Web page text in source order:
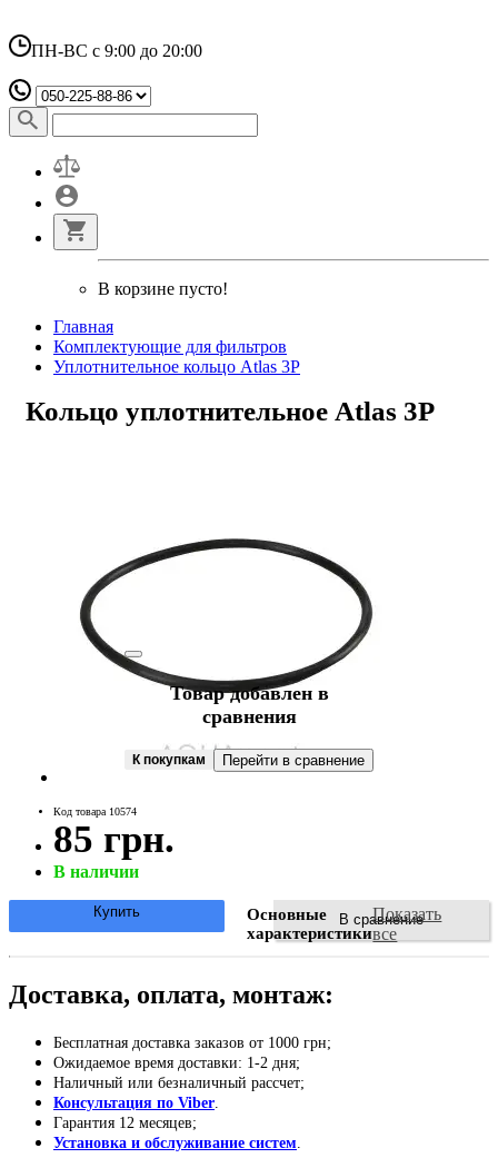
ПН-ВС с 9:00 до 20:00
В корзине пусто!
Главная
Комплектующие для фильтров
Уплотнительное кольцо Atlas 3P
Кольцо уплотнительное Atlas 3P
Код товара 10574
85 грн.
В наличии
В сравнение
Купить
Основные
характеристики
Показать
все
Доставка, оплата, монтаж:
Бесплатная доставка заказов от 1000 грн;
Ожидаемое время доставки: 1-2 дня;
Наличный или безналичный рассчет;
Консультация по Viber
Гарантия 12 месяцев;
Установка и обслуживание систем
Товар добавлен в
сравнения
К покупкам Перейти в сравнение